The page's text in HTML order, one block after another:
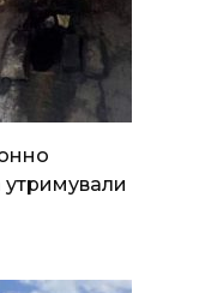
утримували